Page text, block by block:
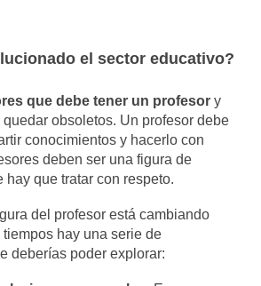
el sector educativo?
que debe tener un profesor y
obsoletos. Un profesor debe
conocimientos y hacerlo con
deben ser una figura de
hay que tratar con respeto.
del profesor está cambiando
hay una serie de
deberías poder explorar: